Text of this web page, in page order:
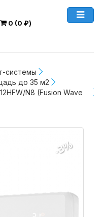
0 (0 ₽)
системы
до 35 м2
N8 (Fusion Wave
-3%